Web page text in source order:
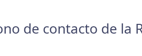
de contacto de la